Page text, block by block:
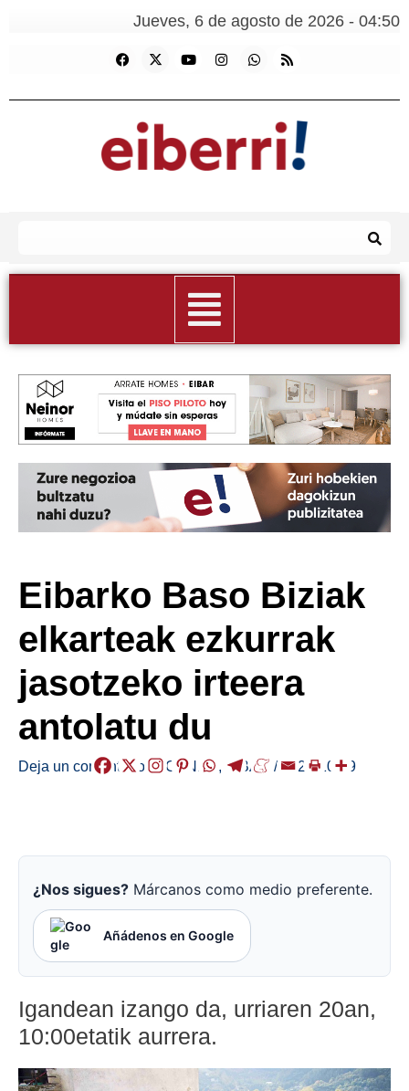
Jueves, 6 de agosto de 2026 - 04:50
Eibarko Baso Biziak
elkarteak ezkurrak
jasotzeko irteera
antolatu du
Deja un comentario /AGENDA , EIBAR / 2024-10-19
¿Nos sigues? Márcanos como medio preferente.
Añádenos en Google
Igandean izango da, urriaren 20an,
10:00etatik aurrera.